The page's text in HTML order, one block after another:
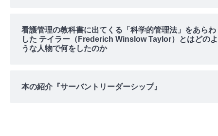
看護管理の教科書に出てくる「科学的管理法」をあらわ
した テイラー（Frederich Winslow Taylor）とはどのよ
うな人物で何をしたのか
本の紹介『サーバントリーダーシップ』